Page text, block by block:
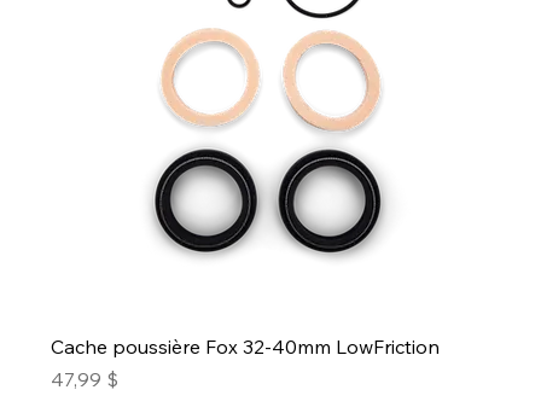
Cache poussière Fox 32-40mm LowFriction
Prix
47,99 $